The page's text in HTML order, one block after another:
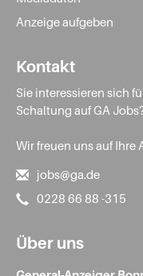
Anzeige aufgeben
Kontakt
Sie interessieren sich
Schaltung auf GA
Wir freuen uns auf Ihre
jobs@ga.de
0228 66 88 -315
Über uns